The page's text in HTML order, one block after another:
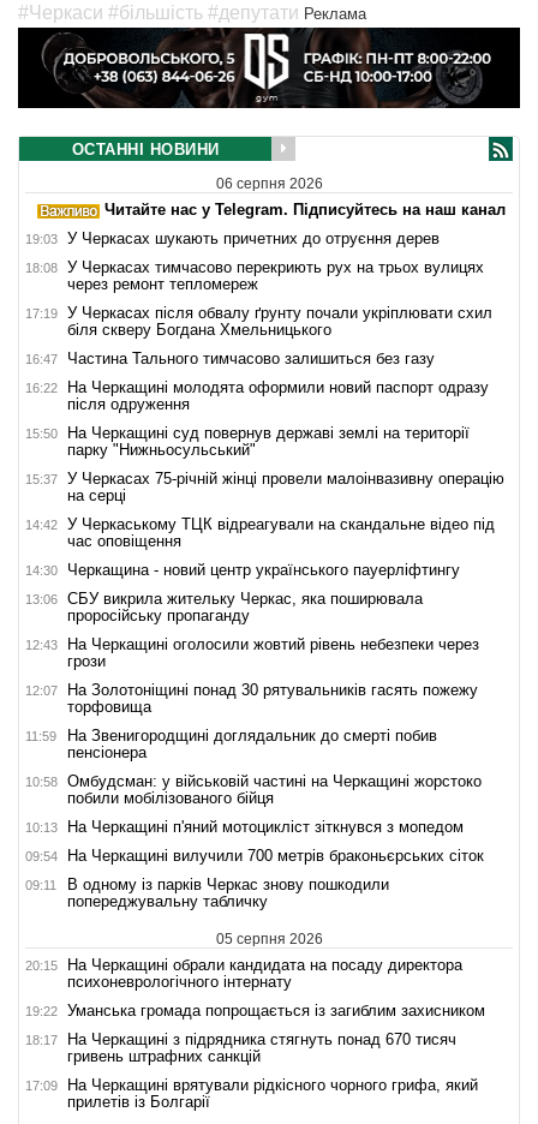
#Черкаси #більшість #депутати Реклама
ОСТАННІ НОВИНИ
06 серпня 2026
Читайте нас у Telegram. Підписуйтесь на наш канал
19:03 У Черкасах шукають причетних до отруєння дерев
18:08
У Черкасах тимчасово перекриють рух на трьох вулицях
через ремонт тепломереж
17:19
У Черкасах після обвалу ґрунту почали укріплювати схил
біля скверу Богдана Хмельницького
16:47 Частина Тального тимчасово залишиться без газу
16:22
На Черкащині молодята оформили новий паспорт одразу
після одруження
15:50
На Черкащині суд повернув державі землі на території
парку "Нижньосульський"
15:37
У Черкасах 75-річній жінці провели малоінвазивну операцію
на серці
14:42
У Черкаському ТЦК відреагували на скандальне відео під
час оповіщення
14:30 Черкащина - новий центр українського пауерліфтингу
13:06
СБУ викрила жительку Черкас, яка поширювала
проросійську пропаганду
12:43
На Черкащині оголосили жовтий рівень небезпеки через
грози
12:07
На Золотоніщині понад 30 рятувальників гасять пожежу
торфовища
11:59
На Звенигородщині доглядальник до смерті побив
пенсіонера
10:58
Омбудсман: у військовій частині на Черкащині жорстоко
побили мобілізованого бійця
10:13 На Черкащині п'яний мотоцикліст зіткнувся з мопедом
09:54 На Черкащині вилучили 700 метрів браконьєрських сіток
09:11
В одному із парків Черкас знову пошкодили
попереджувальну табличку
05 серпня 2026
20:15
На Черкащині обрали кандидата на посаду директора
психоневрологічного інтернату
19:22 Уманська громада попрощається із загиблим захисником
18:17
На Черкащині з підрядника стягнуть понад 670 тисяч
гривень штрафних санкцій
17:09
На Черкащині врятували рідкісного чорного грифа, який
прилетів із Болгарії